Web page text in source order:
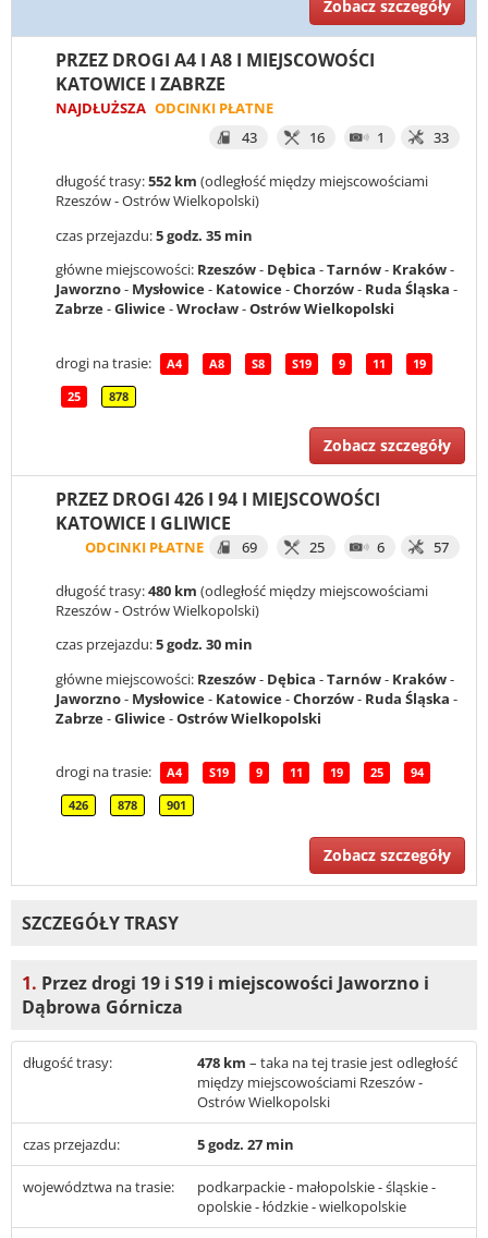
Zobacz szczegóły
PRZEZ DROGI A4 I A8 I MIEJSCOWOŚCI
KATOWICE I ZABRZE
NAJDŁUŻSZA ODCINKI PŁATNE
43
16 1 33
długość trasy:552 km (odległość między miejscowościami
Rzeszów - Ostrów Wielkopolski)
czas przejazdu:5 godz. 35 min
główne miejscowości: Rzeszów- Dębica -Tarnów- Kraków-
Jaworzno- Mysłowice- Katowice-Chorzów- Ruda Śląska -
Zabrze-Gliwice-Wrocław-Ostrów Wielkopolski
drogi na trasie: A4 A8 S8 S19 9 11 19
25 878
Zobacz szczegóły
PRZEZ DROGI 426 I 94 I MIEJSCOWOŚCI
KATOWICE I GLIWICE
ODCINKI PŁATNE 69 25 6 57
długość trasy:480 km (odległość między miejscowościami
Rzeszów - Ostrów Wielkopolski)
czas przejazdu:5 godz. 30 min
główne miejscowości: Rzeszów- Dębica -Tarnów- Kraków-
Jaworzno- Mysłowice- Katowice-Chorzów- Ruda Śląska -
Zabrze-Gliwice-Ostrów Wielkopolski
drogi na trasie: A4 S19 9 11 19 25 94
426 878 901
Zobacz szczegóły
SZCZEGÓŁY TRASY
1. Przez drogi 19 i S19 i miejscowości Jaworzno i
Dąbrowa Górnicza
długość trasy: 478 km – taka na tej trasie jest odległość
między miejscowościami Rzeszów -
Ostrów Wielkopolski
czas przejazdu: 5 godz. 27 min
województwa na trasie:
podkarpackie - małopolskie - śląskie -
opolskie - łódzkie - wielkopolskie